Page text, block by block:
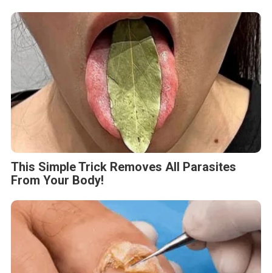
This Simple Trick Removes All Parasites
From Your Body!